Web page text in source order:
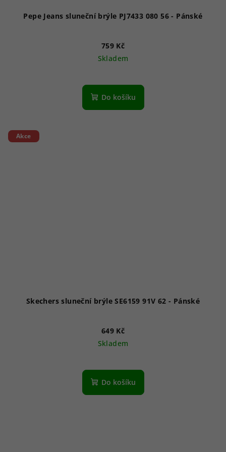
Pepe Jeans sluneční brýle PJ7433 080 56 - Pánské
759 Kč
Skladem
Do košíku
Akce
Skechers sluneční brýle SE6159 91V 62 - Pánské
649 Kč
Skladem
Do košíku